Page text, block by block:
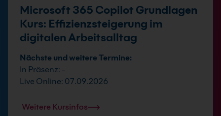
Microsoft 365 Copilot Grundlagen
Kurs: Effizienzsteigerung im
digitalen Arbeitsalltag
Nächste und weitere Termine:
In Präsenz: -
Live Online: 07.09.2026
Weitere Kursinfos